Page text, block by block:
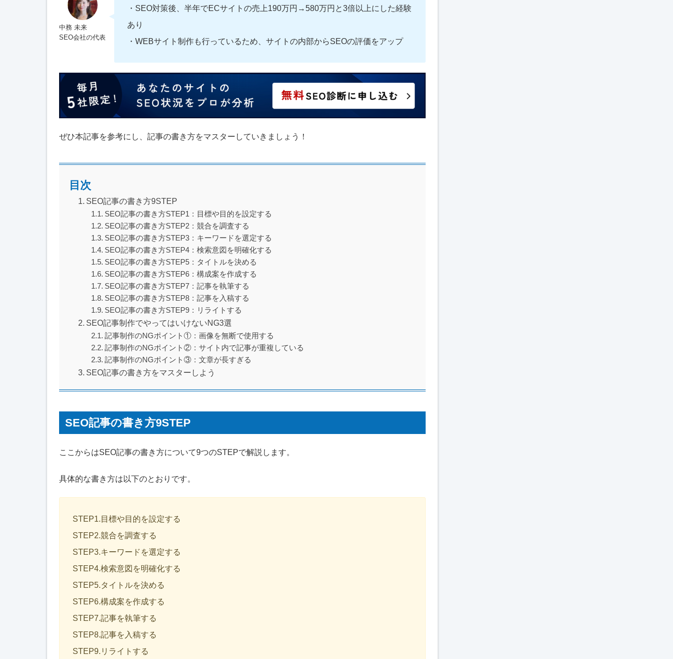
中務 未来
SEO会社の代表
・SEO対策後、半年でECサイトの売上190万円→580万円と3倍以上にした経験
あり
・WEBサイト制作も行っているため、サイトの内部からSEOの評価をアップ
ぜひ本記事を参考にし、記事の書き方をマスターしていきましょう！
目次
SEO記事の書き方9STEP
SEO記事の書き方STEP1：目標や目的を設定する
SEO記事の書き方STEP2：競合を調査する
SEO記事の書き方STEP3：キーワードを選定する
SEO記事の書き方STEP4：検索意図を明確化する
SEO記事の書き方STEP5：タイトルを決める
SEO記事の書き方STEP6：構成案を作成する
SEO記事の書き方STEP7：記事を執筆する
SEO記事の書き方STEP8：記事を入稿する
SEO記事の書き方STEP9：リライトする
SEO記事制作でやってはいけないNG3選
記事制作のNGポイント①：画像を無断で使用する
記事制作のNGポイント②：サイト内で記事が重複している
記事制作のNGポイント③：文章が長すぎる
SEO記事の書き方をマスターしよう
SEO記事の書き方9STEP
ここからはSEO記事の書き方について9つのSTEPで解説します。
具体的な書き方は以下のとおりです。
STEP1.目標や目的を設定する
STEP2.競合を調査する
STEP3.キーワードを選定する
STEP4.検索意図を明確化する
STEP5.タイトルを決める
STEP6.構成案を作成する
STEP7.記事を執筆する
STEP8.記事を入稿する
STEP9.リライトする